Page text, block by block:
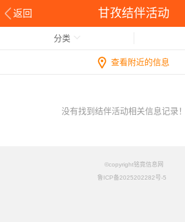
返回 甘孜结伴活动
分类
查看附近的信息
没有找到结伴活动相关信息记录！
©copyright铭竟信息网
鲁ICP备2025202282号-5